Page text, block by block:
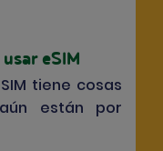
eSIM
tiene cosas
están por